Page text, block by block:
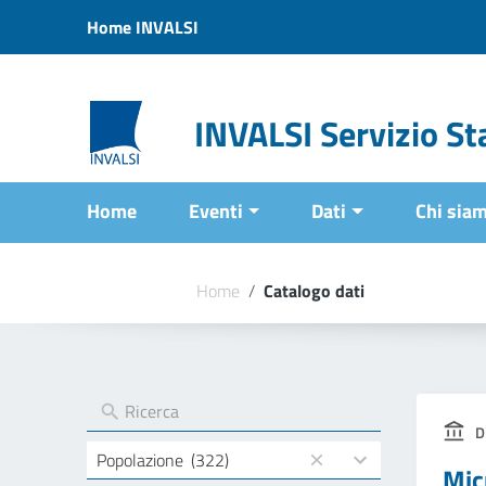
Vai al menu di navigazione
Home INVALSI
INVALSI Servizio
Home Eventi Dati Chi
Home / Catalogo dati
Popolazione (322)